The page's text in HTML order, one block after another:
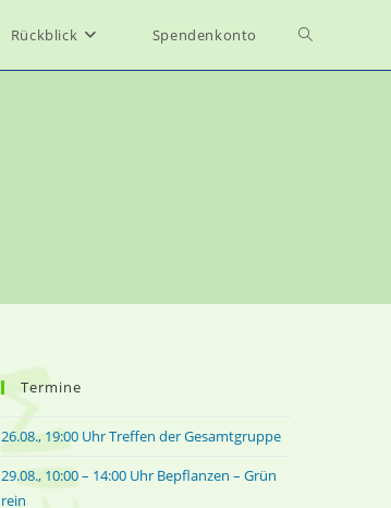
Rückblick Spendenkonto Toggle
Termine
26.08., 19:00 Uhr Treffen der Gesamtgruppe
29.08., 10:00 – 14:00 Uhr Bepflanzen – Grün
rein